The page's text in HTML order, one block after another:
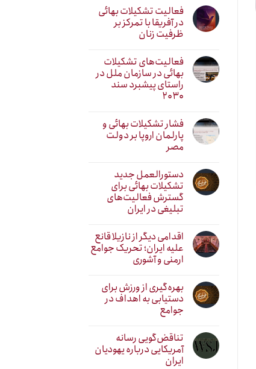
فعالیت تشکیلات بهائی
در آفریقا با تمرکز بر
ظرفیت زنان
فعالیت‌های تشکیلات
بهائی در سازمان ملل در
راستای پیشبرد سند
۲۰۳۰
فشار تشکیلات بهائی و
پارلمان اروپا بر دولت
مصر
دستورالعمل جدید
تشکیلات بهائی برای
گسترش فعالیت‌های
تبلیغی در ایران
اقدامی دیگر از نازیلا قانع
علیه ایران؛ تحریک جوامع
ارمنی و آشوری
بهره‌گیری از ورزش برای
دستیابی به اهداف در
جوامع
تناقض‌گویی رسانه
آمریکایی درباره یهودیان
ایران